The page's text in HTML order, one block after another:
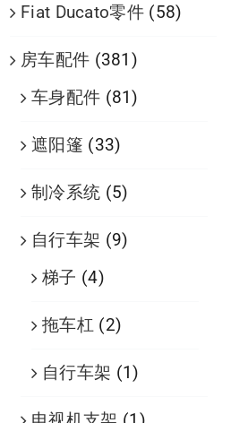
Fiat Ducato零件 (58)
房车配件 (381)
车身配件 (81)
遮阳篷 (33)
制冷系统 (5)
自行车架 (9)
梯子 (4)
拖车杠 (2)
自行车架 (1)